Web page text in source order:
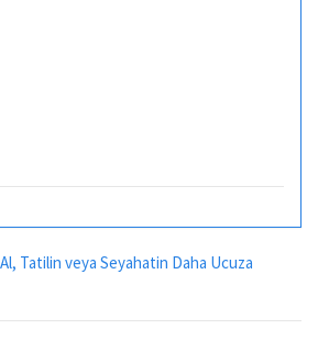
Tatilin veya Seyahatin Daha Ucuza